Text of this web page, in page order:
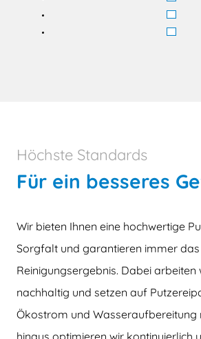
Höchste Standards
Für ein besseres
Wir bieten Ihnen eine hochwertige
Sorgfalt und garantieren immer
Reinigungsergebnis. Dabei arbeiten
nachhaltig und setzen auf
Ökostrom und Wasseraufbereitung